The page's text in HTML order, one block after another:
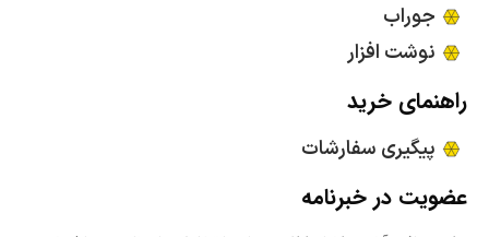
جوراب
نوشت افزار
راهنمای خرید
پیگیری سفارشات
عضویت در خبرنامه